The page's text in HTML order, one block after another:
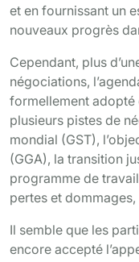
et en fournissant un
nouveaux progrès
Cependant, plus
négociations,
formellement adopté
plusieurs pistes de
mondial (GST),
(GGA), la transition
programme de
pertes et dommages,
Il semble que les
encore accepté